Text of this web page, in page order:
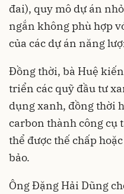
đai), quy mô dự án
ngắn không phù hợp
của các dự án năng
Đồng thời, bà Huệ
triển các quỹ đầu tư
dụng xanh, đồng thời
carbon thành công cụ
thể được thế chấp
bảo.
Ông Đặng Hải Dũng